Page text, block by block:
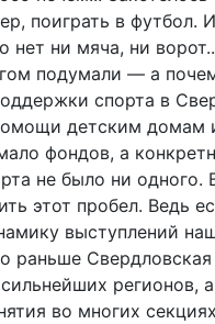
поиграть в футбол. И
нет ни мяча, ни
подумали — а
спорта в
детским домам
фондов, а
не было ни одного.
этот пробел. Ведь
выступлений
раньше Свердловская
регионов,
во многих